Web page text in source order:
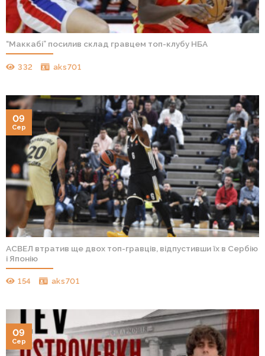
“Маккабі” посилив склад гравцем топ-клубу НБА
332 aks701
АСВЕЛ втратив ще двох топ-гравців, відпустивши їх в Сербію
і Японію
154 aks701
09
Сер
09
Сер